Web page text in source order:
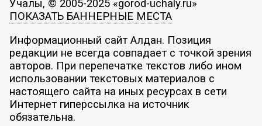
Учалы, © 2005-2025 «gorod-uchaly.ru»
ПОКАЗАТЬ БАННЕРНЫЕ МЕСТА
Информационный сайт Алдан. Позиция
редакции не всегда совпадает с точкой зрения
авторов. При перепечатке текстов либо ином
использовании текстовых материалов с
настоящего сайта на иных ресурсах в сети
Интернет гиперссылка на источник
обязательна.